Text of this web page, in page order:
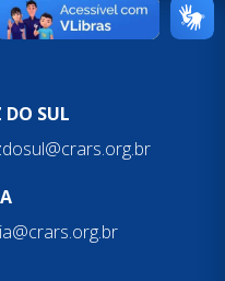
DO SUL